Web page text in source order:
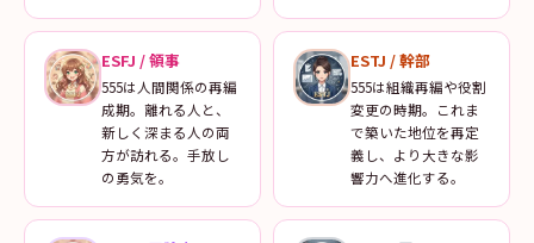
ESFJ /領事
555は人間関係の再編
成期。離れる人と、
新しく深まる人の両
方が訪れる。手放し
の勇気を。
ESTJ /幹部
555は組織再編や役割
変更の時期。これま
で築いた地位を再定
義し、より大きな影
響力へ進化する。